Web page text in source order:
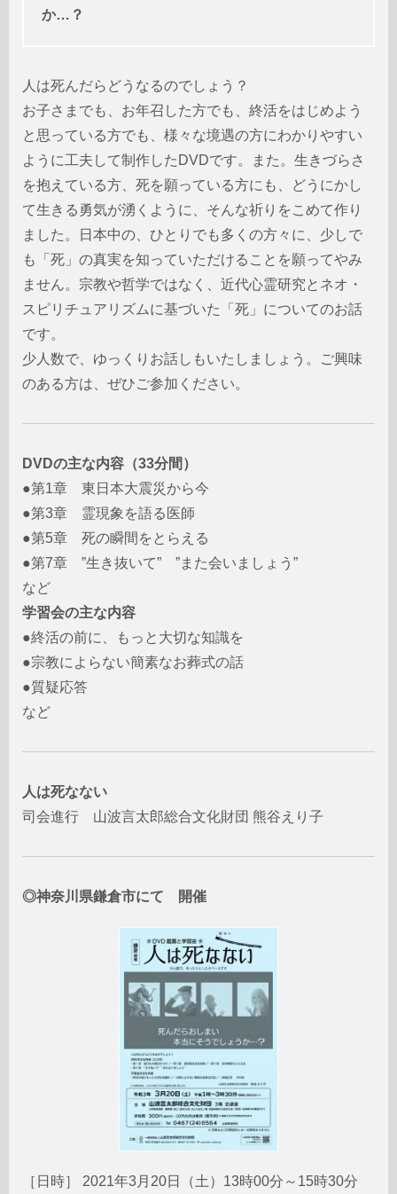
か…？
人は死んだらどうなるのでしょう？
お子さまでも、お年召した方でも、終活をはじめよう
と思っている方でも、様々な境遇の方にわかりやすい
ように工夫して制作したDVDです。また。生きづらさ
を抱えている方、死を願っている方にも、どうにかし
て生きる勇気が湧くように、そんな祈りをこめて作り
ました。日本中の、ひとりでも多くの方々に、少しで
も「死」の真実を知っていただけることを願ってやみ
ません。宗教や哲学ではなく、近代心霊研究とネオ・
スピリチュアリズムに基づいた「死」についてのお話
です。
少人数で、ゆっくりお話しもいたしましょう。ご興味
のある方は、ぜひご参加ください。
DVDの主な内容（33分間）
●第1章 東日本大震災から今
●第3章 霊現象を語る医師
●第5章 死の瞬間をとらえる
●第7章 ”生き抜いて” ”また会いましょう”
など
学習会の主な内容
●終活の前に、もっと大切な知識を
●宗教によらない簡素なお葬式の話
●質疑応答
など
人は死なない
司会進行 山波言太郎総合文化財団 熊谷えり子
◎神奈川県鎌倉市にて 開催
［日時］ 2021年3月20日（土）13時00分～15時30分